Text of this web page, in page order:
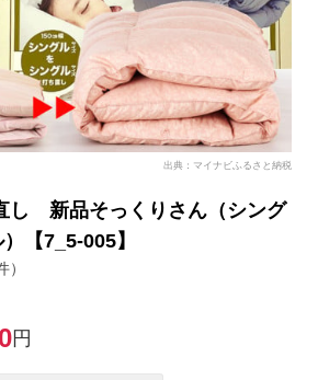
出典：マイナビふるさと納税
し 新品そっくりさん（シング
【7_5-005】
円